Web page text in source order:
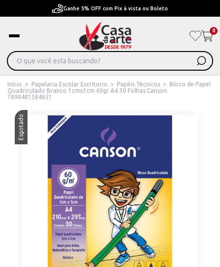
Ganhe 5% OFF com Pix à vista ou Boleto
0
Início > Papelaria Escolar Escritorio > Papéis Técnicos >
Bloco de Papel
Quadriculado Branco 1cmx1cm 60gr A4 30 Folhas Canson
7898481584651
Esgotado